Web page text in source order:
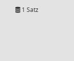
1 Satz